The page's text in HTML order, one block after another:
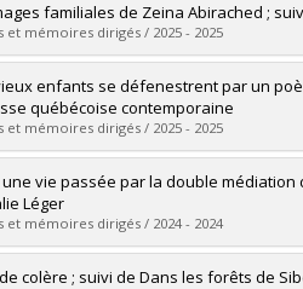
familiales de Zeina Abirached ;
et mémoires dirigés / 2025 - 2025
:Marwood, Ludi
Maîtrise
obtenu :M.A.
le document dans Papyrus
enfants se défenestrent par un
québécoise contemporaine
et mémoires dirigés / 2025 - 2025
:Barreau, Charlotte
Maîtrise
obtenu :M.A.
le document dans Papyrus
une vie passée par la double médiation
Léger
et mémoires dirigés / 2024 - 2024
:Gagné Zouvi, Juliette
colère ; suivi de Dans les forêts de